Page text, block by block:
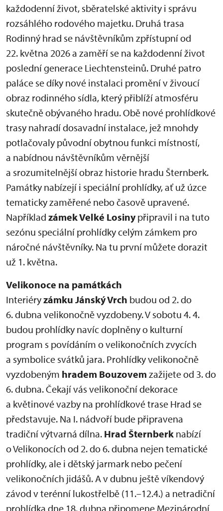
každodenní život, sběratelské aktivity i správu
rozsáhlého rodového majetku. Druhá trasa
Rodinný hrad se návštěvníkům zpřístupní od
22. května 2026 a zaměří se na každodenní život
poslední generace Liechtensteinů. Druhé patro
paláce se díky nové instalaci promění v živoucí
obraz rodinného sídla, který přiblíží atmosféru
skutečně obývaného hradu. Obě nové prohlídkové
trasy nahradí dosavadní instalace, jež mnohdy
potlačovaly původní obytnou funkci místností,
a nabídnou návštěvníkům věrnější
a srozumitelnější obraz historie hradu Šternberk.
Památky nabízejí i speciální prohlídky, ať už úzce
tematicky zaměřené nebo časově upravené.
Například zámek Velké Losinypřipravil i na tuto
sezónu speciální prohlídky celým zámkem pro
náročné návštěvníky. Na tu první můžete dorazit
už 1. května.
Velikonoce na památkách
Interiéryzámku Jánský Vrch budou od 2. do
6. dubna velikonočně vyzdobeny. V sobotu 4. 4.
budou prohlídky navíc doplněny o kulturní
program s povídáním o velikonočních zvycích
a symbolice svátků jara. Prohlídky velikonočně
vyzdobeným hradem Bouzovem zažijete od 3. do
6. dubna. Čekají vás velikonoční dekorace
a květinové vazby na prohlídkové trase Hrad se
představuje. Na I. nádvoří bude připravena
tradiční výtvarná dílna. Hrad Šternberk nabízí
o Velikonocích od 2. do 6. dubna nejen tematické
prohlídky, ale i dětský jarmark nebo pečení
velikonočních jidášů. A v dubnu ještě víkendový
závod v terénní lukostřelbě (11.–12.4.) a netradiční
prohlídka dne 18. dubna připomene Mezinárodní